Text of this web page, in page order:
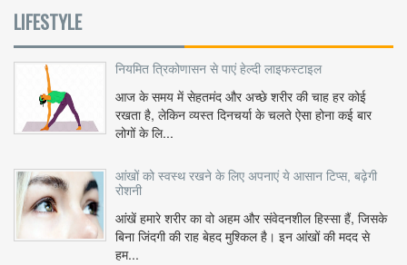
LIFESTYLE
नियमित त्रिकोणासन से पाएं हेल्दी लाइफस्टाइल
आज के समय में सेहतमंद और अच्छे शरीर की चाह हर कोई
रखता है, लेकिन व्यस्त दिनचर्या के चलते ऐसा होना कई बार
लोगों के लि...
आंखों को स्वस्थ रखने के लिए अपनाएं ये आसान टिप्स, बढ़ेगी
रोशनी
आंखें हमारे शरीर का वो अहम और संवेदनशील हिस्सा हैं, जिसके
बिना जिंदगी की राह बेहद मुश्किल है। इन आंखों की मदद से
हम...